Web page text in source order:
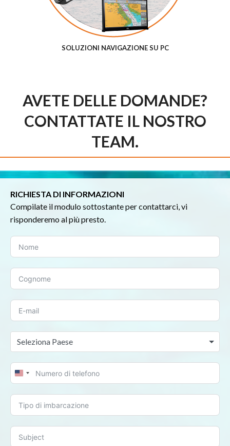
SOLUZIONI NAVIGAZIONE SU PC
AVETE DELLE DOMANDE?
CONTATTATE IL NOSTRO
TEAM.
RICHIESTA DI INFORMAZIONI
Compilate il modulo sottostante per contattarci, vi
risponderemo al più presto.
Seleziona Paese
United
+1